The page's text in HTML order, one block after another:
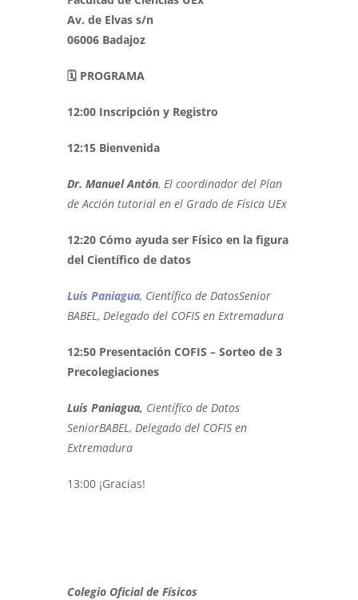
Av. de Elvas s/n
06006 Badajoz
🗓️ PROGRAMA
12:00 Inscripción y Registro
12:15 Bienvenida
Dr. Manuel Antón, El coordinador del Plan
de Acción tutorial en el Grado de Física UEx
12:20 Cómo ayuda ser Físico en la figura
del Científico de datos
Luís Paniagua, Científico de DatosSenior
BABEL, Delegado del COFIS en Extremadura
12:50 Presentación COFIS – Sorteo de 3
Precolegiaciones
Luís Paniagua, Científico de Datos
SeniorBABEL, Delegado del COFIS en
Extremadura
13:00 ¡Gracias!
Colegio Oficial de Físicos